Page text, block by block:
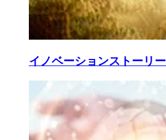
イノベーションストーリー